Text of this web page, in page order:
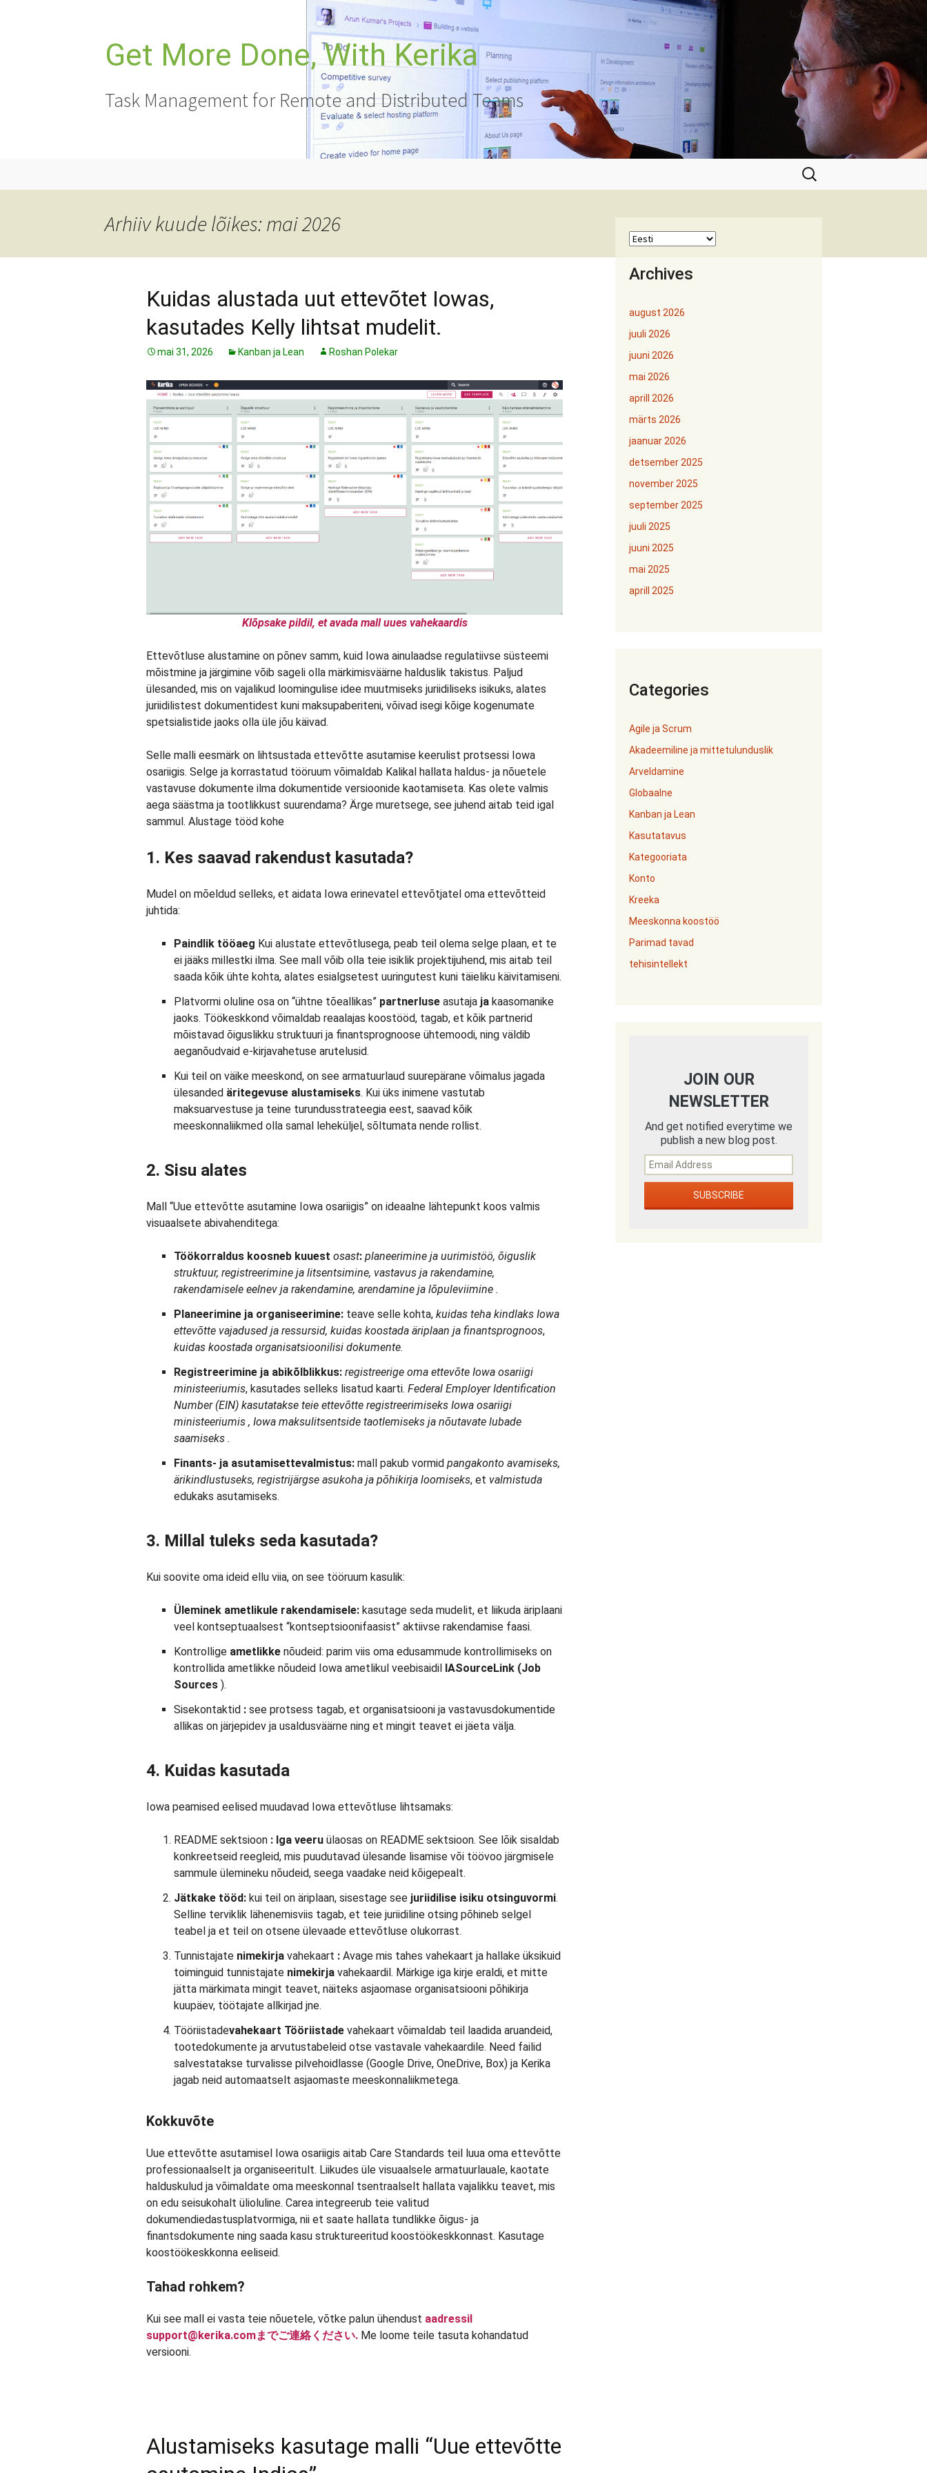
Get More Done, With Kerika
Task Management for Remote and Distributed Teams
Otsi:
Arhiiv kuude lõikes: mai 2026
Kuidas alustada uut ettevõtet Iowas,
kasutades Kelly lihtsat mudelit.
mai 31, 2026 Kanban ja Lean Roshan Polekar
Klõpsake pildil, et avada mall uues vahekaardis
Ettevõtluse alustamine on põnev samm, kuid Iowa ainulaadse regulatiivse süsteemi
mõistmine ja järgimine võib sageli olla märkimisväärne halduslik takistus. Paljud
ülesanded, mis on vajalikud loomingulise idee muutmiseks juriidiliseks isikuks, alates
juriidilistest dokumentidest kuni maksupaberiteni, võivad isegi kõige kogenumate
spetsialistide jaoks olla üle jõu käivad.
Selle malli eesmärk on lihtsustada ettevõtte asutamise keerulist protsessi Iowa
osariigis. Selge ja korrastatud tööruum võimaldab Kalikal hallata haldus- ja nõuetele
vastavuse dokumente ilma dokumentide versioonide kaotamiseta. Kas olete valmis
aega säästma ja tootlikkust suurendama? Ärge muretsege, see juhend aitab teid igal
sammul. Alustage tööd kohe
1. Kes saavad rakendust kasutada?
Mudel on mõeldud selleks, et aidata Iowa erinevatel ettevõtjatel oma ettevõtteid
juhtida:
Paindlik tööaeg Kui alustate ettevõtlusega, peab teil olema selge plaan, et te
ei jääks millestki ilma. See mall võib olla teie isiklik projektijuhend, mis aitab teil
saada kõik ühte kohta, alates esialgsetest uuringutest kuni täieliku käivitamiseni.
Platvormi oluline osa on “ühtne tõeallikas” partnerluse asutaja ja kaasomanike
jaoks. Töökeskkond võimaldab reaalajas koostööd, tagab, et kõik partnerid
mõistavad õiguslikku struktuuri ja finantsprognoose ühtemoodi, ning väldib
aeganõudvaid e-kirjavahetuse arutelusid.
Kui teil on väike meeskond, on see armatuurlaud suurepärane võimalus jagada
ülesanded äritegevuse alustamiseks. Kui üks inimene vastutab
maksuarvestuse ja teine turundusstrateegia eest, saavad kõik
meeskonnaliikmed olla samal leheküljel, sõltumata nende rollist.
2. Sisu alates
Mall “Uue ettevõtte asutamine Iowa osariigis” on ideaalne lähtepunkt koos valmis
visuaalsete abivahenditega:
Töökorraldus koosneb kuuest osast: planeerimine ja uurimistöö, õiguslik
struktuur, registreerimine ja litsentsimine, vastavus ja rakendamine,
rakendamisele eelnev ja rakendamine, arendamine ja lõpuleviimine .
Planeerimine ja organiseerimine: teave selle kohta, kuidas teha kindlaks Iowa
ettevõtte vajadused ja ressursid, kuidas koostada äriplaan ja finantsprognoos,
kuidas koostada organisatsioonilisi dokumente.
Registreerimine ja abikõlblikkus: registreerige oma ettevõte Iowa osariigi
ministeeriumis, kasutades selleks lisatud kaarti. Federal Employer Identification
Number (EIN) kasutatakse teie ettevõtte registreerimiseks Iowa osariigi
ministeeriumis , Iowa maksulitsentside taotlemiseks ja nõutavate lubade
saamiseks .
Finants- ja asutamisettevalmistus: mall pakub vormid pangakonto avamiseks,
ärikindlustuseks, registrijärgse asukoha ja põhikirja loomiseks, et valmistuda
edukaks asutamiseks.
3. Millal tuleks seda kasutada?
Kui soovite oma ideid ellu viia, on see tööruum kasulik:
Üleminek ametlikule rakendamisele: kasutage seda mudelit, et liikuda äriplaani
veel kontseptuaalsest “kontseptsioonifaasist” aktiivse rakendamise faasi.
Kontrollige ametlikke nõudeid: parim viis oma edusammude kontrollimiseks on
kontrollida ametlikke nõudeid Iowa ametlikul veebisaidil IASourceLink (Job
Sources ).
Sisekontaktid : see protsess tagab, et organisatsiooni ja vastavusdokumentide
allikas on järjepidev ja usaldusväärne ning et mingit teavet ei jäeta välja.
4. Kuidas kasutada
Iowa peamised eelised muudavad Iowa ettevõtluse lihtsamaks:
README sektsioon : Iga veeru ülaosas on README sektsioon. See lõik sisaldab
konkreetseid reegleid, mis puudutavad ülesande lisamise või töövoo järgmisele
sammule ülemineku nõudeid, seega vaadake neid kõigepealt.
Jätkake tööd: kui teil on äriplaan, sisestage see juriidilise isiku otsinguvormi.
Selline terviklik lähenemisviis tagab, et teie juriidiline otsing põhineb selgel
teabel ja et teil on otsene ülevaade ettevõtluse olukorrast.
Tunnistajate nimekirja vahekaart : Avage mis tahes vahekaart ja hallake üksikuid
toiminguid tunnistajate nimekirja vahekaardil. Märkige iga kirje eraldi, et mitte
jätta märkimata mingit teavet, näiteks asjaomase organisatsiooni põhikirja
kuupäev, töötajate allkirjad jne.
Tööriistadevahekaart Tööriistade vahekaart võimaldab teil laadida aruandeid,
tootedokumente ja arvutustabeleid otse vastavale vahekaardile. Need failid
salvestatakse turvalisse pilvehoidlasse (Google Drive, OneDrive, Box) ja Kerika
jagab neid automaatselt asjaomaste meeskonnaliikmetega.
Kokkuvõte
Uue ettevõtte asutamisel Iowa osariigis aitab Care Standards teil luua oma ettevõtte
professionaalselt ja organiseeritult. Liikudes üle visuaalsele armatuurlauale, kaotate
halduskulud ja võimaldate oma meeskonnal tsentraalselt hallata vajalikku teavet, mis
on edu seisukohalt ülioluline. Carea integreerub teie valitud
dokumendiedastusplatvormiga, nii et saate hallata tundlikke õigus- ja
finantsdokumente ning saada kasu struktureeritud koostöökeskkonnast. Kasutage
koostöökeskkonna eeliseid.
Tahad rohkem?
Kui see mall ei vasta teie nõuetele, võtke palun ühendust aadressil
support@kerika.comまでご連絡ください. Me loome teile tasuta kohandatud
versiooni.
Alustamiseks kasutage malli “Uue ettevõtte
Archives
august 2026
juuli 2026
juuni 2026
mai 2026
aprill 2026
märts 2026
jaanuar 2026
detsember 2025
november 2025
september 2025
juuli 2025
juuni 2025
mai 2025
aprill 2025
Categories
Agile ja Scrum
Akadeemiline ja mittetulunduslik
Arveldamine
Globaalne
Kanban ja Lean
Kasutatavus
Kategooriata
Konto
Kreeka
Meeskonna koostöö
Parimad tavad
tehisintellekt
JOIN OUR
NEWSLETTER
And get notified everytime we
publish a new blog post.